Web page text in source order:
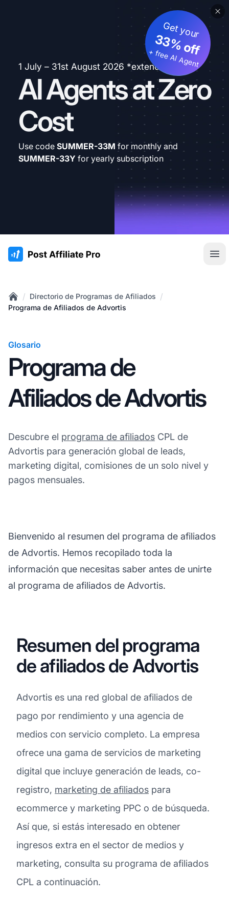
1 July – 31st August 2026 *extended
AI Agents at Zero
Cost
Get your
33% off
+ free AI Agent
Use code SUMMER-33M for monthly and
SUMMER-33Y for yearly subscription
:site.title
Home
/ Directorio de Programas de Afiliados /
Programa de Afiliados de Advortis
Glosario
Programa de
Afiliados de Advortis
Descubre el programa de afiliados CPL de
Advortis para generación global de leads,
marketing digital, comisiones de un solo nivel y
pagos mensuales.
Bienvenido al resumen del programa de afiliados
de Advortis. Hemos recopilado toda la
información que necesitas saber antes de unirte
al programa de afiliados de Advortis.
Resumen del programa
de afiliados de Advortis
Advortis es una red global de afiliados de
pago por rendimiento y una agencia de
medios con servicio completo. La empresa
ofrece una gama de servicios de marketing
digital que incluye generación de leads, co-
registro, marketing de afiliados para
ecommerce y marketing PPC o de búsqueda.
Así que, si estás interesado en obtener
ingresos extra en el sector de medios y
marketing, consulta su programa de afiliados
CPL a continuación.